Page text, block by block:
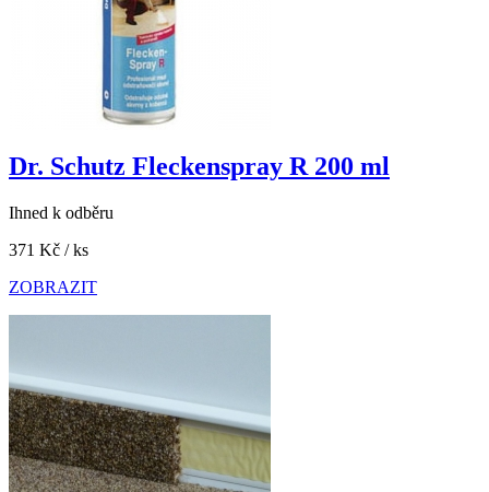
Dr. Schutz Fleckenspray R 200 ml
Ihned k odběru
371 Kč / ks
ZOBRAZIT